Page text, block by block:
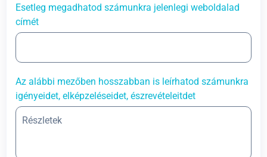
Esetleg megadhatod számunkra jelenlegi weboldalad
címét
Az alábbi mezőben hosszabban is leírhatod számunkra
igényeidet, elképzeléseidet, észrevételeitdet